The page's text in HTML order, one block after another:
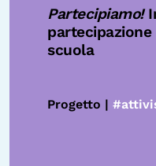
Partecipiamo!
partecipazione
scuola
Progetto |